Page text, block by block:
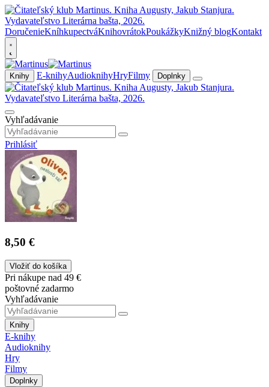
DoručenieKníhkupectváKnihovrátokPoukážkyKnižný blogKontakt
Knihy E-knihyAudioknihyHryFilmy Doplnky
Vyhľadávanie
Prihlásiť
8,50 €
Vložiť do košíka
Pri nákupe nad 49 €
poštovné zadarmo
Vyhľadávanie
Knihy
E-knihy
Audioknihy
Hry
Filmy
Doplnky